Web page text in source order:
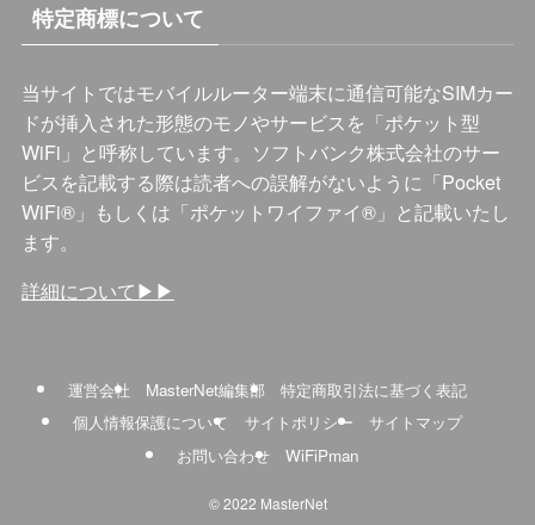
特定商標について
当サイトではモバイルルーター端末に通信可能なSIMカー
ドが挿入された形態のモノやサービスを「ポケット型
WiFi」と呼称しています。ソフトバンク株式会社のサー
ビスを記載する際は読者への誤解がないように「Pocket
WiFi®️」もしくは「ポケットワイファイ®️」と記載いたし
ます。
詳細について▶︎▶︎
運営会社 MasterNet編集部
特定商取引法に基づく表記
個人情報保護について
サイトポリシー
サイトマップ
お問い合わせ
WiFiPman
©2022 MasterNet